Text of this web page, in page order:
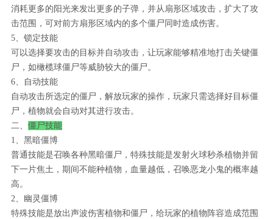
消耗更多的阳光来发出更多的子弹，并从扇形区域攻击，扩大了攻
击范围，可对前方扇形区域内的多个僵尸同时造成伤害。
5、锁定技能
可以选择要攻击的目标并自动攻击，让玩家能够精准地打击关键僵
尸，如橄榄球僵尸等威胁较大的僵尸。
6、自动技能
自动攻击所选定的僵尸，解放玩家的操作，玩家只需选择好目标僵
尸，植物就会自动对其进行攻击。
二、 僵尸技能
1、黑暗僵博
普通技能是召唤各种黑暗僵尸，特殊技能是发射火球秒杀植物并留
下一片焦土，期间不能种植物，血量越低，召唤恶龙小鬼的概率越
高。
2、幽灵僵博
特殊技能是放出声波伤害植物和僵尸，给玩家的植物阵容造成范围